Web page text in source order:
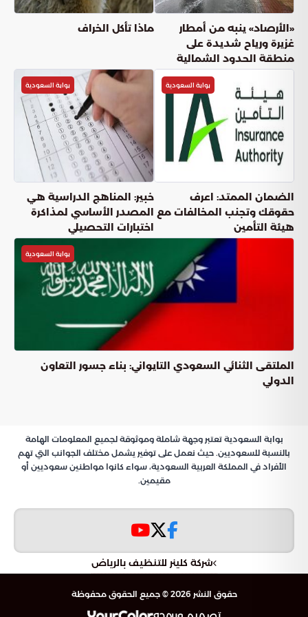
بوابة السعودية
دقائق القراءة6 دقيقةنشر: الجمعة, 05 يونيو
ملامح الرؤية السعودية لاستدامة منظومة الطاقة الدولية
الشراكات الاستراتيجية وتطوير التعاون الدولي
التحول نحو اقتصاد طاقي مرن ومستدام
الريادي في استقرار الأسواق
تعتبراستراتيجيات أمن الطاقة العالميالركيزة الأساسية التي
تستند إليها السياسات التنموية في المملكة العربية السعودية،
سلاسل الإمداد. تعكس الإدارة السعودية لأسواق النفط احترافية
استثنائية في تحقيق التوازن بين العرض والطلب، مما يحمي
الاقتصاد العالمي من الصدمات الفجائية والتقلبات التي قد
تعطل مسيرة النمو في الاقتصادات المتقدمة والناشئة.
أضخم الاحتياطيات التقليدية والاستثمار الطموح في حلول الطاقة